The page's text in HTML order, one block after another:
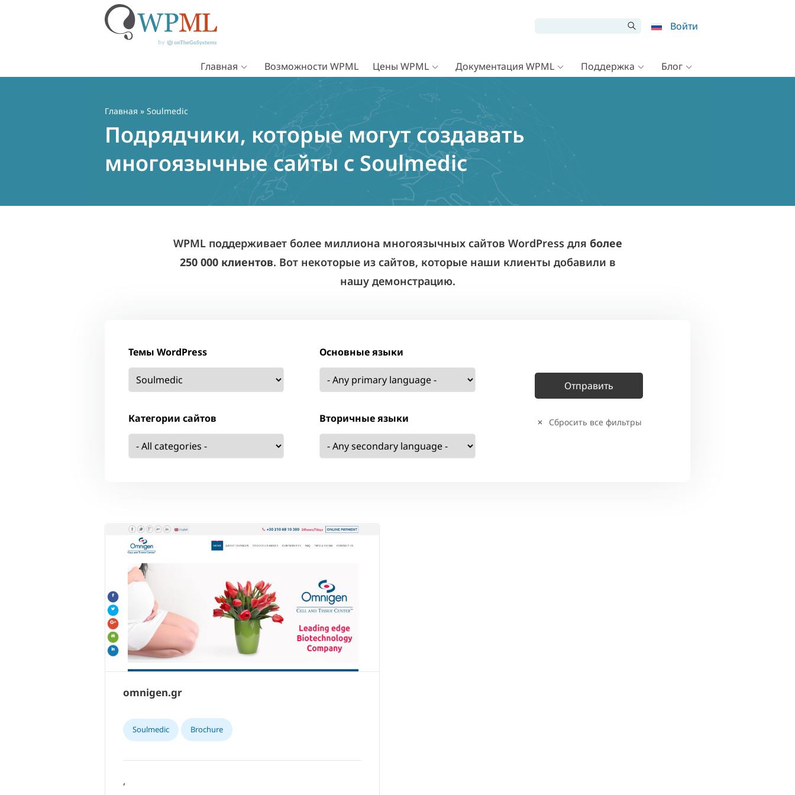
Войти
Главная Возможности WPML Цены WPML Документация WPML Поддержка Блог
Главная » Soulmedic
Подрядчики, которые могут создавать
многоязычные сайты с Soulmedic
WPML поддерживает более миллиона многоязычных сайтов WordPress для более
250 000 клиентов. Вот некоторые из сайтов, которые наши клиенты добавили в
нашу демонстрацию.
Темы WordPress
Категории сайтов
Основные языки
Вторичные языки Сбросить все фильтры
omnigen.gr
Soulmedic Brochure
,